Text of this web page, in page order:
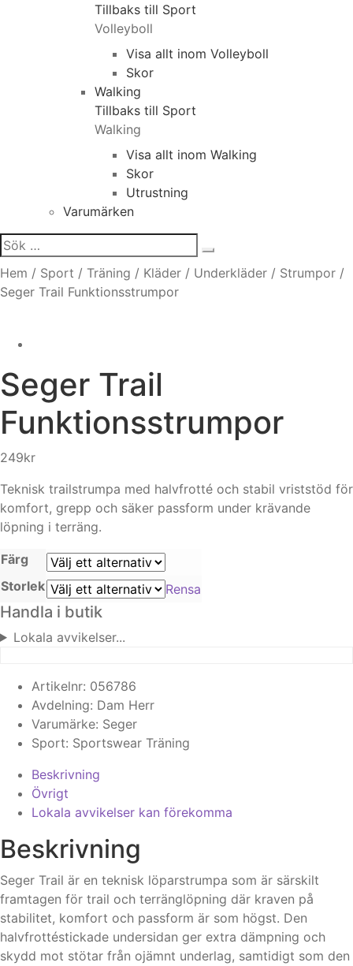
Tillbaks till Sport
Volleyboll
Visa allt inom Volleyboll
Skor
Walking
Tillbaks till Sport
Walking
Visa allt inom Walking
Skor
Utrustning
Varumärken
Sök
efter:
Hem / Sport / Träning / Kläder / Underkläder / Strumpor /
Seger Trail Funktionsstrumpor
Seger Trail
Funktionsstrumpor
249kr
Teknisk trailstrumpa med halvfrotté och stabil vriststöd för
komfort, grepp och säker passform under krävande
löpning i terräng.
Färg
Storlek
Rensa
Handla i butik
Lokala avvikelser...
Artikelnr: 056786
Avdelning: Dam Herr
Varumärke: Seger
Sport: Sportswear Träning
Beskrivning
Övrigt
Lokala avvikelser kan förekomma
Beskrivning
Seger Trail är en teknisk löparstrumpa som är särskilt
framtagen för trail och terränglöpning där kraven på
stabilitet, komfort och passform är som högst. Den
halvfrottéstickade undersidan ger extra dämpning och
skydd mot stötar från ojämnt underlag, samtidigt som den